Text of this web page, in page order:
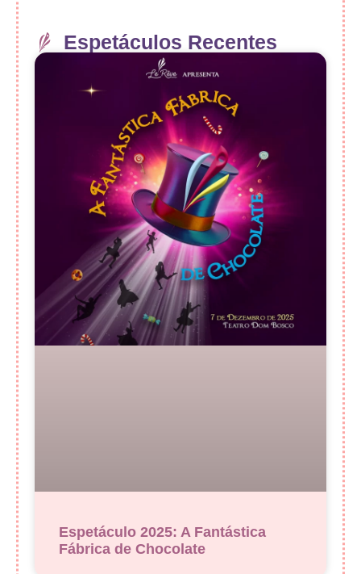
Espetáculos Recentes
Espetáculo 2025: A Fantástica
Fábrica de Chocolate